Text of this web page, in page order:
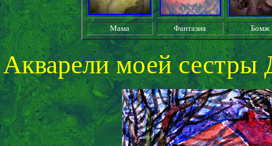
Мама Фантазия Бомж
Акварели моей